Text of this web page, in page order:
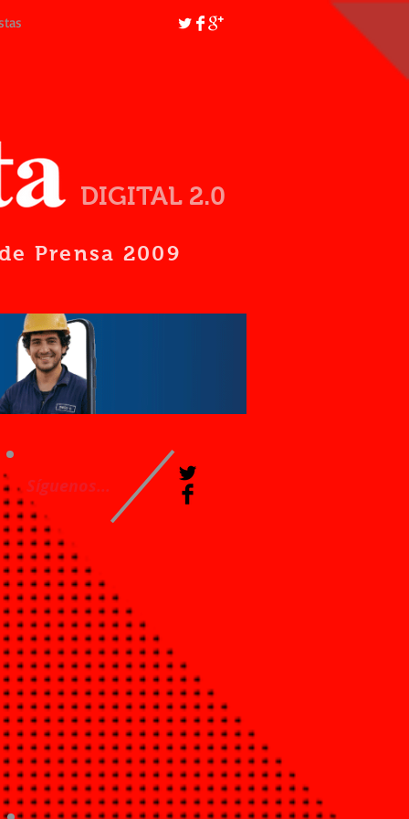
DIGITAL 2.0
Prensa 2009
Síguenos...